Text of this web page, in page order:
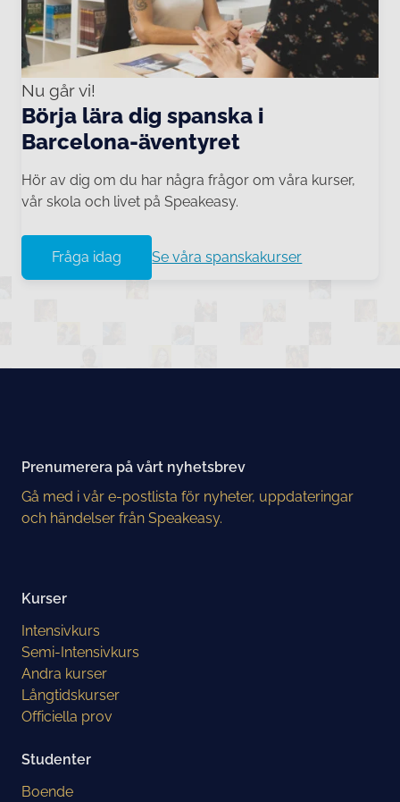
Nu går vi!
Börja lära dig spanska i
Barcelona-äventyret
Hör av dig om du har några frågor om våra kurser,
vår skola och livet på Speakeasy.
Fråga idag Se våra spanskakurser
Prenumerera på vårt nyhetsbrev
Gå med i vår e-postlista för nyheter, uppdateringar
och händelser från Speakeasy.
Kurser
Intensivkurs
Semi-Intensivkurs
Andra kurser
Långtidskurser
Officiella prov
Studenter
Boende